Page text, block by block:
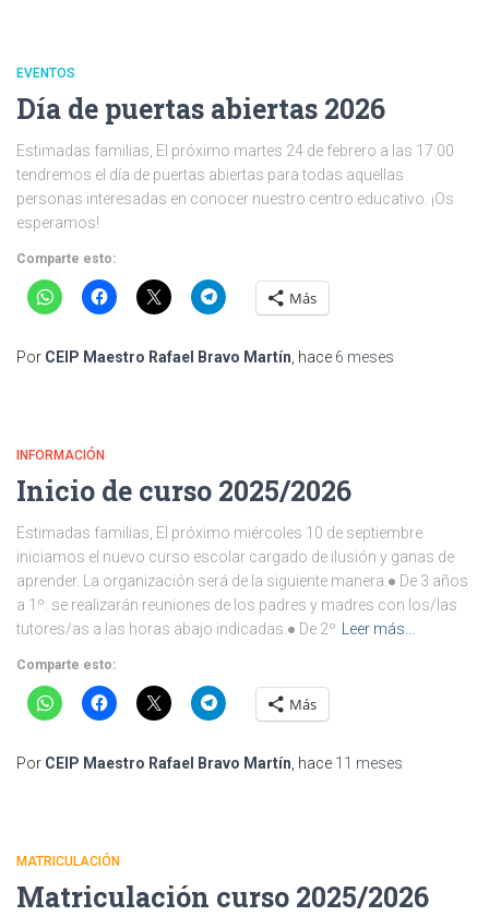
EVENTOS
Día de puertas abiertas 2026
Estimadas familias, El próximo martes 24 de febrero a las 17:00
tendremos el día de puertas abiertas para todas aquellas
personas interesadas en conocer nuestro centro educativo. ¡Os
esperamos!
Comparte esto:
Más
Por CEIP Maestro Rafael Bravo Martín , hace 6 meses
INFORMACIÓN
Inicio de curso 2025/2026
Estimadas familias, El próximo miércoles 10 de septiembre
iniciamos el nuevo curso escolar cargado de ilusión y ganas de
aprender. La organización será de la siguiente manera:● De 3 años
a 1º: se realizarán reuniones de los padres y madres con los/las
tutores/as a las horas abajo indicadas.● De 2º
Leer más…
Comparte esto:
Más
Por CEIP Maestro Rafael Bravo Martín , hace 11 meses
MATRICULACIÓN
Matriculación curso 2025/2026